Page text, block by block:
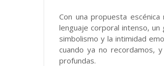
Con una propuesta
lenguaje corporal intenso,
simbolismo y la intimidad
cuando ya no recordamos,
profundas.